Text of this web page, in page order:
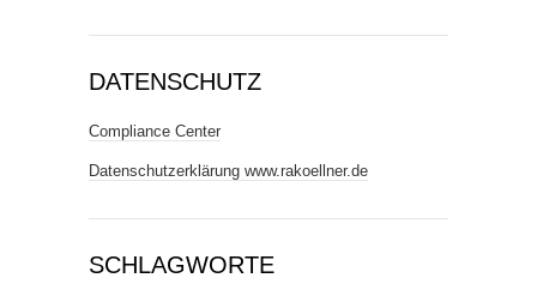
DATENSCHUTZ
Compliance Center
Datenschutzerklärung www.rakoellner.de
SCHLAGWORTE